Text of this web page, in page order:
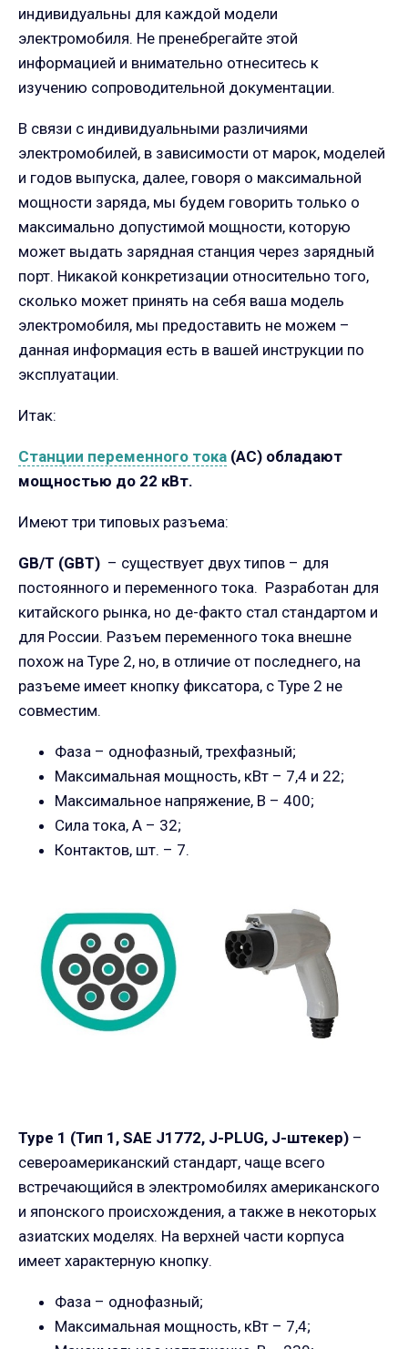
индивидуальны для каждой модели
электромобиля. Не пренебрегайте этой
информацией и внимательно отнеситесь к
изучению сопроводительной документации.
В связи с индивидуальными различиями
электромобилей, в зависимости от марок, моделей
и годов выпуска, далее, говоря о максимальной
мощности заряда, мы будем говорить только о
максимально допустимой мощности, которую
может выдать зарядная станция через зарядный
порт. Никакой конкретизации относительно того,
сколько может принять на себя ваша модель
электромобиля, мы предоставить не можем –
данная информация есть в вашей инструкции по
эксплуатации.
Итак:
Станции переменного тока (AC) обладают
мощностью до 22 кВт.
Имеют три типовых разъема:
GB/T (GBT) – существует двух типов – для
постоянного и переменного тока. Разработан для
китайского рынка, но де-факто стал стандартом и
для России. Разъем переменного тока внешне
похож на Type 2, но, в отличие от последнего, на
разъеме имеет кнопку фиксатора, с Type 2 не
совместим.
Фаза – однофазный, трехфазный;
Максимальная мощность, кВт – 7,4 и 22;
Максимальное напряжение, В – 400;
Сила тока, А – 32;
Контактов, шт. – 7.
Type 1 (Тип 1, SAE J1772, J-PLUG, J-штекер) –
североамериканский стандарт, чаще всего
встречающийся в электромобилях американского
и японского происхождения, а также в некоторых
азиатских моделях. На верхней части корпуса
имеет характерную кнопку.
Фаза – однофазный;
Максимальная мощность, кВт – 7,4;